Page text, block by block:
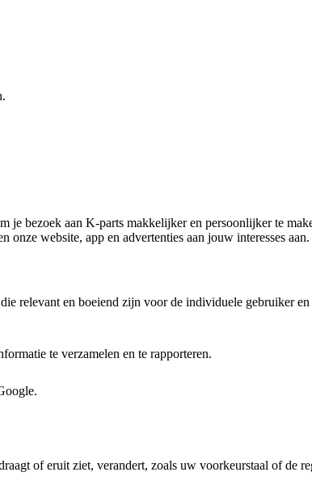
bezoek aan K-parts makkelijker en persoonlijker te
website, app en advertenties aan jouw interesses
relevant en boeiend zijn voor de individuele gebruiker
te verzamelen en te rapporteren.
of eruit ziet, verandert, zoals uw voorkeurstaal of de